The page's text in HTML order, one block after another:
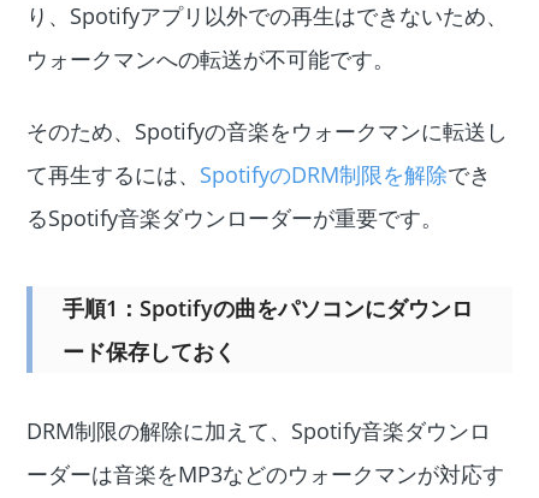
り、Spotifyアプリ以外での再生はできないため、
ウォークマンへの転送が不可能です。
そのため、Spotifyの音楽をウォークマンに転送し
て再生するには、 SpotifyのDRM制限を解除でき
るSpotify音楽ダウンローダーが重要です。
手順1：Spotifyの曲をパソコンにダウンロ
ード保存しておく
DRM制限の解除に加えて、Spotify音楽ダウンロ
ーダーは音楽をMP3などのウォークマンが対応す